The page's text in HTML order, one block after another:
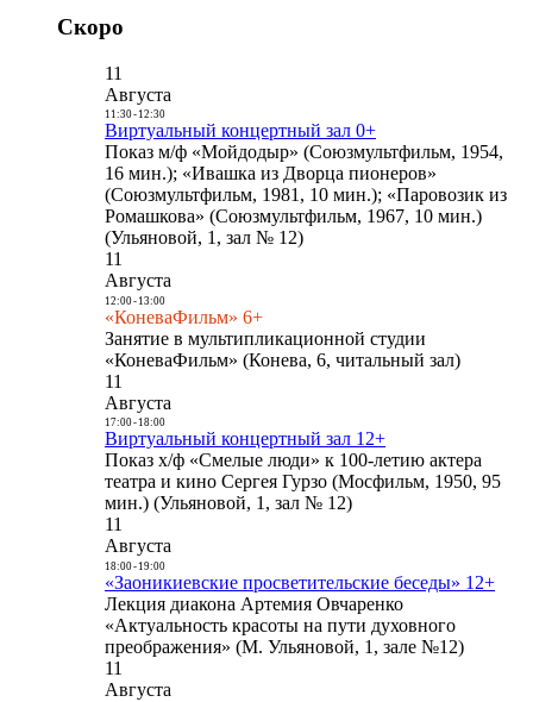
Скоро
11
Августа
11:30- 12:30
Виртуальный концертный зал 0+
Показ м/ф «Мойдодыр» (Союзмультфильм, 1954,
16 мин.); «Ивашка из Дворца пионеров»
(Союзмультфильм, 1981, 10 мин.); «Паровозик из
Ромашкова» (Союзмультфильм, 1967, 10 мин.)
(Ульяновой, 1, зал № 12)
11
Августа
12:00- 13:00
«КоневаФильм» 6+
Занятие в мультипликационной студии
«КоневаФильм» (Конева, 6, читальный зал)
11
Августа
17:00- 18:00
Виртуальный концертный зал 12+
Показ х/ф «Смелые люди» к 100-летию актера
театра и кино Сергея Гурзо (Мосфильм, 1950, 95
мин.) (Ульяновой, 1, зал № 12)
11
Августа
18:00- 19:00
«Заоникиевские просветительские беседы» 12+
Лекция диакона Артемия Овчаренко
«Актуальность красоты на пути духовного
преображения» (М. Ульяновой, 1, зале №12)
11
Августа